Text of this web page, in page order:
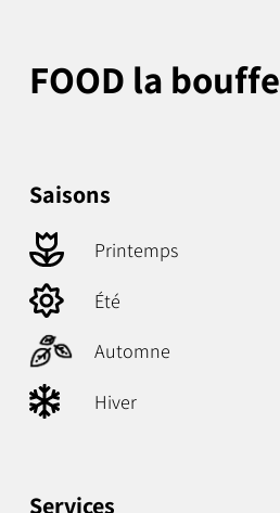
FOOD la bouffe
Saisons
Printemps
Été
Automne
Hiver
Services